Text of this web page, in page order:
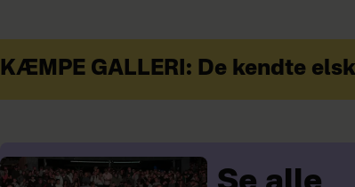
KÆMPE GALLERI: De kendte